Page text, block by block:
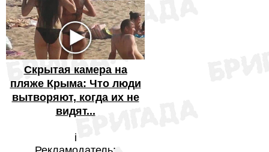
Скрытая камера на
пляже Крыма: Что люди
вытворяют, когда их не
видят...
i